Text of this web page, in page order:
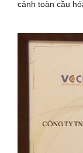
cảnh toàn cầu